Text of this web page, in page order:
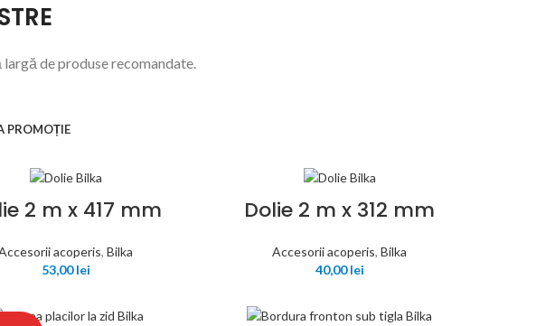
de produse recomandate.
PROMOȚIE
2 m x 417 mm
acoperis, Bilka
53,00lei
Dolie 2 m x 312 mm
Accesorii acoperis, Bilka
40,00lei